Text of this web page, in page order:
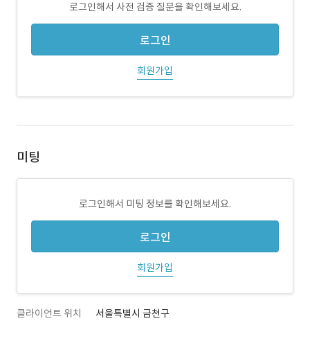
로그인해서 사전 검증 질문을 확인해보세요.
로그인
회원가입
미팅
로그인해서 미팅 정보를 확인해보세요.
로그인
회원가입
클라이언트 위치 서울특별시 금천구